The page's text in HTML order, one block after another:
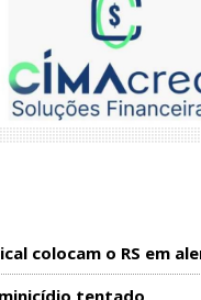
colocam o RS em
tentado